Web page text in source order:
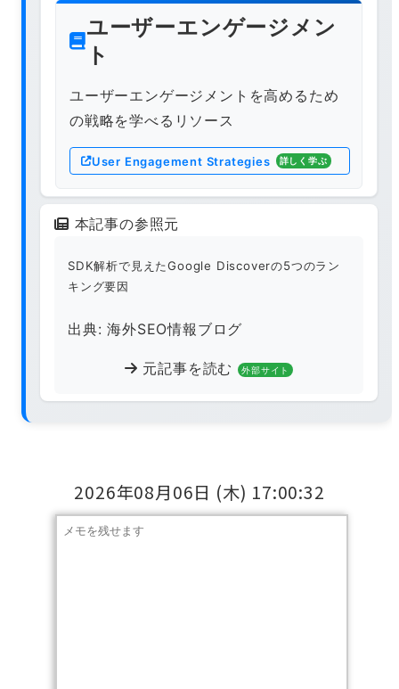
ユーザーエンゲージメン
ト
ユーザーエンゲージメントを高めるため
の戦略を学べるリソース
User Engagement Strategies 詳しく学ぶ
本記事の参照元
SDK解析で見えたGoogle Discoverの5つのラン
キング要因
出典: 海外SEO情報ブログ
元記事を読む 外部サイト
2026年08月06日 (木) 17:00:33